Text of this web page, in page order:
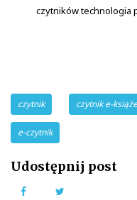
czytników technologia
czytnik czytnik e-
e-czytnik
Udostępnij post
Facebook